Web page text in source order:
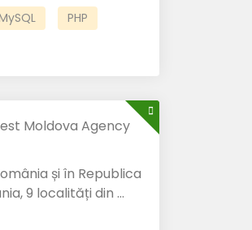
PHP
Moldova Agency
și în Republica
9 localități din ...